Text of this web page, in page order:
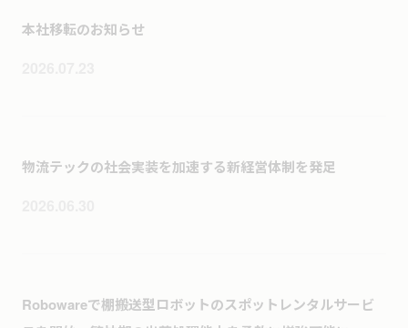
本社移転のお知らせ
物流テックの社会実装を加速する新経営体制を発足
Robowareで棚搬送型ロボットのスポットレンタルサービ